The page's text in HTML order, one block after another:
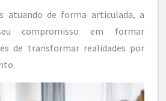
atuando de forma articulada, a
compromisso em formar
de transformar realidades por